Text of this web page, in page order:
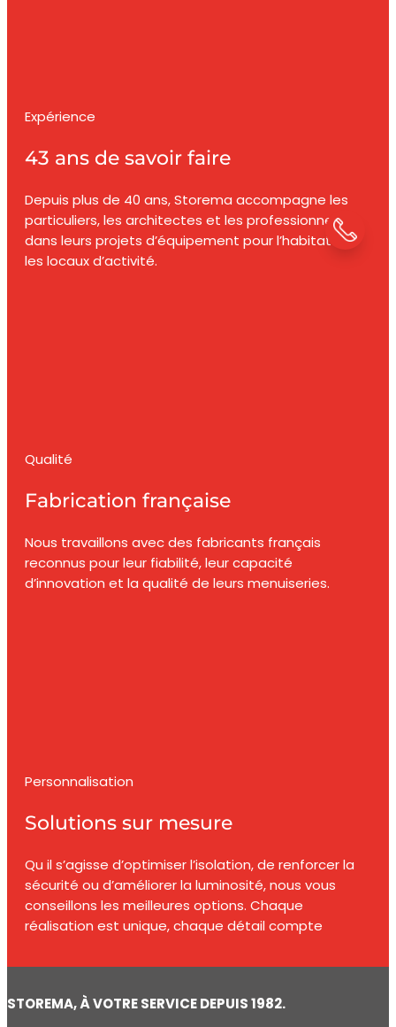
Expérience
43 ans de savoir faire
Depuis plus de 40 ans, Storema accompagne les
particuliers, les architectes et les professionnels
dans leurs projets d’équipement pour l’habitat et
les locaux d’activité.
Qualité
Fabrication française
Nous travaillons avec des fabricants français
reconnus pour leur fiabilité, leur capacité
d’innovation et la qualité de leurs menuiseries.
Personnalisation
Solutions sur mesure
Qu il s’agisse d’optimiser l’isolation, de renforcer la
sécurité ou d’améliorer la luminosité, nous vous
conseillons les meilleures options. Chaque
réalisation est unique, chaque détail compte
STOREMA, À VOTRE SERVICE DEPUIS 1982.